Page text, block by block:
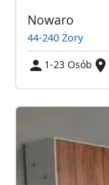
Nowaro
44-240 Żory
1-23 Osób